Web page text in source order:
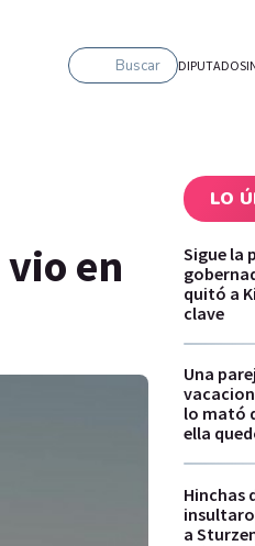
Buscar DIPUTADOS
en
LO
Sigue la
quitó a
clave
Una
lo mató
ella
Hinchas
a